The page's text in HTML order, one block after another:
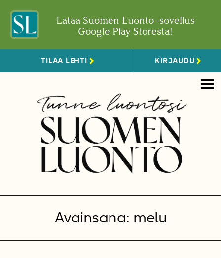
Lataa Suomen Luonto -sovellus
Google Play Storesta!
TILAA LEHTI KIRJAUDU
Avainsana: melu